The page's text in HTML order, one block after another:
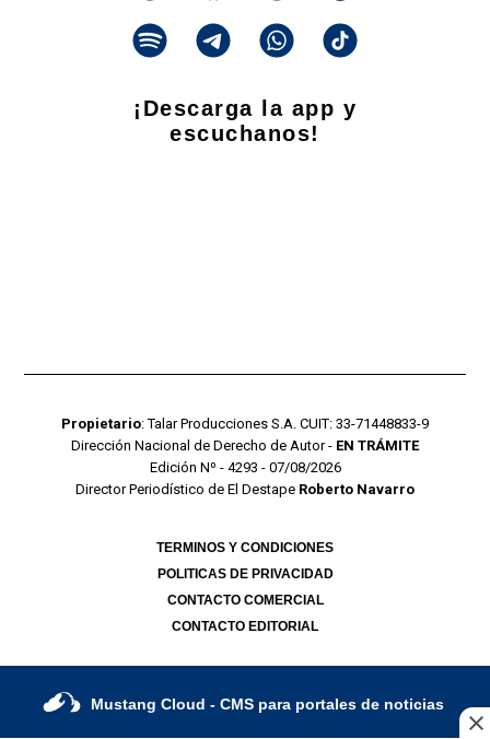
¡Descarga la app y
escuchanos!
Propietario: Talar Producciones S.A. CUIT: 33-71448833-9
Dirección Nacional de Derecho de Autor - EN TRÁMITE
Edición Nº - 4293 - 07/08/2026
Director Periodístico de El Destape Roberto Navarro
TERMINOS Y CONDICIONES
POLITICAS DE PRIVACIDAD
CONTACTO COMERCIAL
CONTACTO EDITORIAL
Mustang Cloud - CMS para portales de noticias